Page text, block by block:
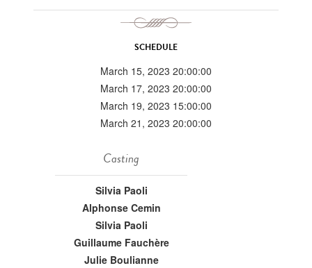
SCHEDULE
March 15, 2023 20:00:00
March 17, 2023 20:00:00
March 19, 2023 15:00:00
March 21, 2023 20:00:00
Casting
Silvia Paoli
Alphonse Cemin
Silvia Paoli
Guillaume Fauchère
Julie Boulianne